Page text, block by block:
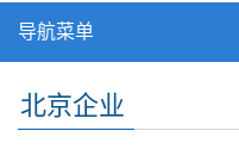
导航菜单
北京企业